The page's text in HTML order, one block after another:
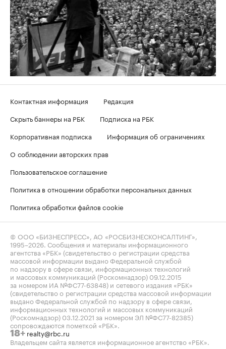
Контактная информация
Редакция
Скрыть баннеры на РБК
Подписка на РБК
Корпоративная подписка
Информация об ограничениях
О соблюдении авторских прав
Пользовательское соглашение
Политика в отношении обработки персональных данных
Политика обработки файлов cookie
© ООО «БИЗНЕСПРЕСС», АО «РОСБИЗНЕСКОНСАЛТИНГ»,
1995–2026 . Сообщения и материалы информационного
агентства «РБК» (свидетельство о регистрации средства
массовой информации выдано Федеральной службой
по надзору в сфере связи, информационных технологий
и массовых коммуникаций (Роскомнадзор) 09.12.2015
за номером ИА №ФС77-63848) и сетевого издания «РБК»
(свидетельство о регистрации средства массовой информации
выдано Федеральной службой по надзору в сфере связи,
информационных технологий и массовых коммуникаций
(Роскомнадзор) 03.12.2021 за номером ЭЛ №ФС77-82385)
сопровождаются пометкой «РБК».
18+ realty@rbc.ru
Владельцем сайта является информационное агентство «РБК».